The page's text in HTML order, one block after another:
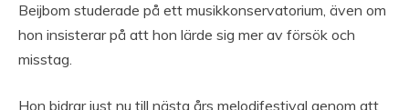
Beijbom studerade på ett musikkonservatorium, även om
hon insisterar på att hon lärde sig mer av försök och
misstag.
Hon bidrar just nu till nästa års melodifestival genom att